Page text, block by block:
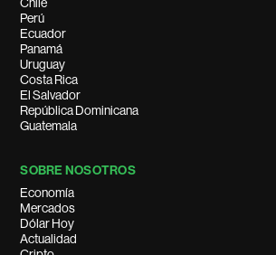
Perú
Ecuador
Panamá
Uruguay
Costa Rica
El Salvador
República Dominicana
Guatemala
SOBRE NOSOTROS
Economía
Mercados
Dólar Hoy
Actualidad